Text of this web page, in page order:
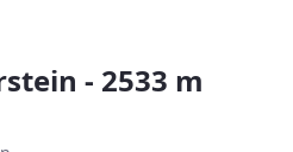
- 2533 m